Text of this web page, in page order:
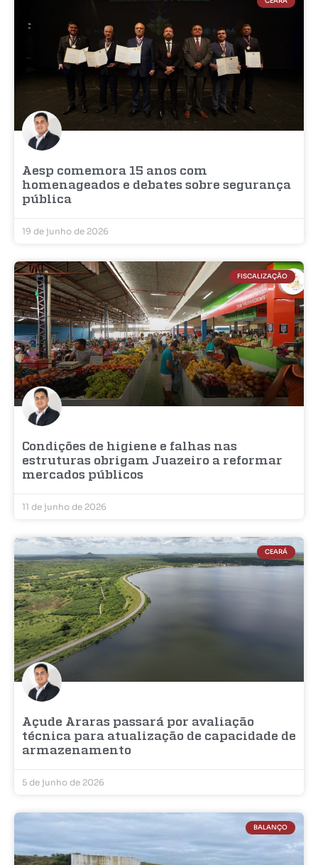
Aesp comemora 15 anos com
homenageados e debates sobre segurança
pública
19 de junho de 2026
FISCALIZAÇÃO
Condições de higiene e falhas nas
estruturas obrigam Juazeiro a reformar
mercados públicos
11 de junho de 2026
CEARÁ
Açude Araras passará por avaliação
técnica para atualização de capacidade de
armazenamento
5 de junho de 2026
BALANÇO